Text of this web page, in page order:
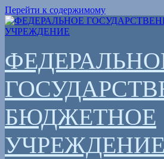
Перейти к содержимому
БЮДЖЕТНОЕ
УЧРЕЖДЕНИЕ